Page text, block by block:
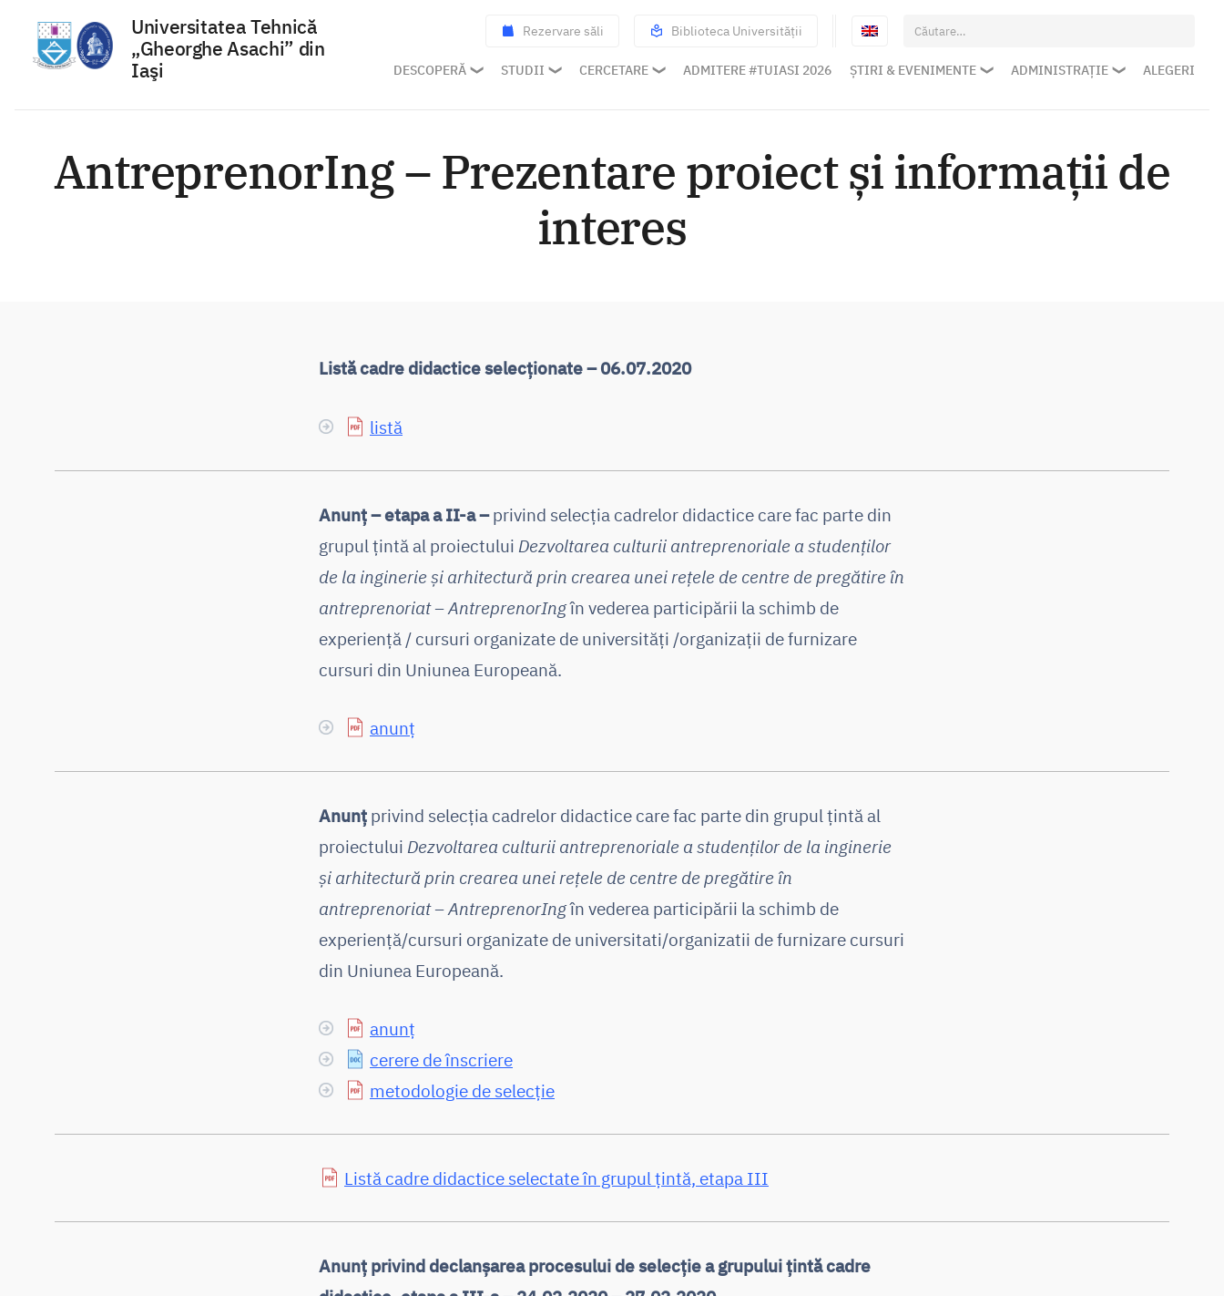
Universitatea Tehnică
„Gheorghe Asachi” din
Iaşi
Rezervare săli Biblioteca Universității
Caută
după:
DESCOPERĂ STUDII CERCETARE ADMITERE #TUIASI 2026 ȘTIRI & EVENIMENTE ADMINISTRAȚIE ALEGERI
AntreprenorIng – Prezentare proiect și informații de
interes
Listă cadre didactice selecționate – 06.07.2020
listă
Anunț – etapa a II-a –privind selecția cadrelor didactice care fac parte din
grupul țintă al proiectului Dezvoltarea culturii antreprenoriale a studenților
de la inginerie și arhitectură prin crearea unei rețele de centre de pregătire în
antreprenoriat – AntreprenorIngîn vederea participării la schimb de
experiență / cursuri organizate de universități /organizații de furnizare
cursuri din Uniunea Europeană.
anunț
Anunț privind selecția cadrelor didactice care fac parte din grupul țintă al
proiectului Dezvoltarea culturii antreprenoriale a studenților de la inginerie
și arhitectură prin crearea unei rețele de centre de pregătire în
antreprenoriat – AntreprenorIngîn vederea participării la schimb de
experiență/cursuri organizate de universitati/organizatii de furnizare cursuri
din Uniunea Europeană.
anunț
cerere de înscriere
metodologie de selecție
Listă cadre didactice selectate în grupul țintă, etapa III
Anunț privind declanșarea procesului de selecție a grupului țintă cadre